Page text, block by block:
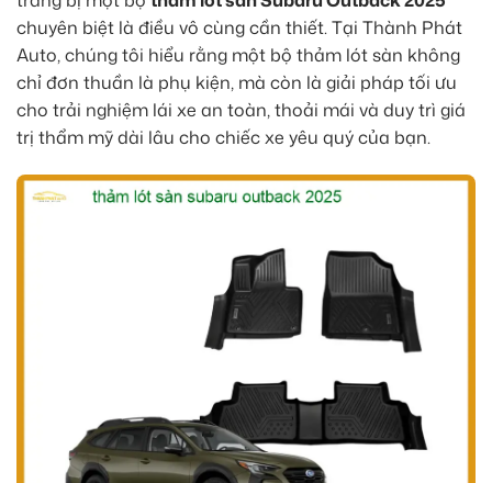
chuyên biệt là điều vô cùng cần thiết. Tại Thành Phát
Auto, chúng tôi hiểu rằng một bộ thảm lót sàn không
chỉ đơn thuần là phụ kiện, mà còn là giải pháp tối ưu
cho trải nghiệm lái xe an toàn, thoải mái và duy trì giá
trị thẩm mỹ dài lâu cho chiếc xe yêu quý của bạn.